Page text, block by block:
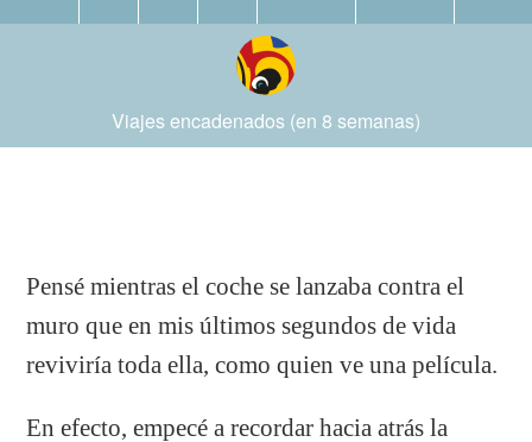
Viajes encadenados (en 8 semanas)
Pensé mientras el coche se lanzaba contra el
muro que en mis últimos segundos de vida
reviviría toda ella, como quien ve una película.
En efecto, empecé a recordar hacia atrás la